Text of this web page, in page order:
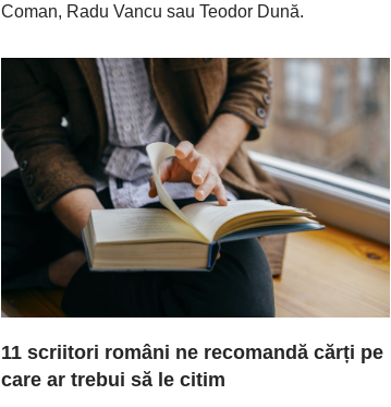
Coman, Radu Vancu sau Teodor Dună.
11 scriitori români ne recomandă cărți pe
care ar trebui să le citim